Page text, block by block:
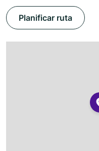
Planificar ruta